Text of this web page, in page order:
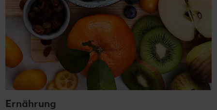
Ernährung